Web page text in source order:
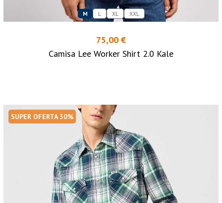
M L XL XXL
75,00 €
Camisa Lee Worker Shirt 2.0 Kale
SUPER OFERTA 30%